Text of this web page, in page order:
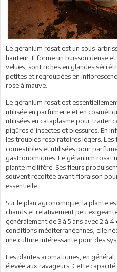
Le géranium rosat est un sous-
hauteur. Il forme un buisson dense
velues, sont riches en glandes
petites et regroupées en
rose à mauve.
Le géranium rosat est
utilisée en parfumerie et en
utilisées en cataplasme pour traiter
piqûres d’insectes et blessures. En
les troubles respiratoires légers.
comestibles et utilisées pour
gastronomiques. Le géranium rosat
plante mellifère. Ses fleurs
souvent récoltée avant floraison
essentielle.
Sur le plan agronomique, la plante
chauds et relativement peu
généralement de 3 à 5 ans avec 2 à
conditions méditerranéennes, elle
une culture intéressante pour des
Les plantes aromatiques, en
élevée aux ravageurs. Cette